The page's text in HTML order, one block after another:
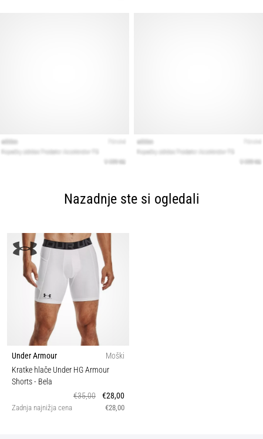
Nazadnje ste si ogledali
Under Armour
Moški
Kratke hlače Under HG Armour
Shorts- Bela
€35,00
€28,00
Zadnja najnižja cena €28,00